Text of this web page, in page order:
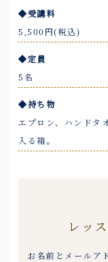
◆受講料
5,500円(税込)
◆定員
5名
◆持ち物
エプロン、ハンドタ
入る箱。
レッ
お名前とメールア